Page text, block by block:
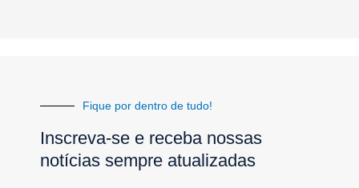
Fique por dentro de tudo!
Inscreva-se e receba nossas
notícias sempre atualizadas